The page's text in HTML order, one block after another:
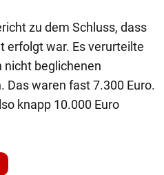
zu dem Schluss, dass
erfolgt war. Es verurteilte
nicht beglichenen
Das waren fast 7.300 Euro.
knapp 10.000 Euro